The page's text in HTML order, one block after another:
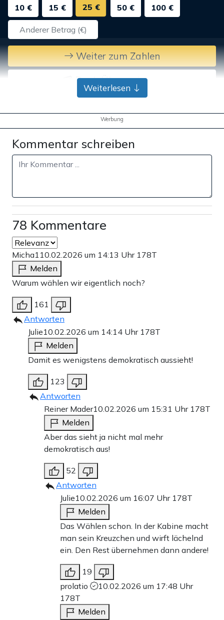
10 €
15 € 25 € 50 € 100 €
Weiter zum Zahlen
Bank-Überweisung
Weiterlesen
Werbung
Kommentar schreiben
78 Kommentare
Micha1 10.02.2026 um 14:13 Uhr 178T
Melden
Warum wählen wir eigentlich noch?
161
Antworten
Julie10.02.2026 um 14:14 Uhr 178T
Melden
Damit es wenigstens demokratisch aussieht!
123
Antworten
Reiner Mader10.02.2026 um 15:31 Uhr 178T
Melden
Aber das sieht ja nicht mal mehr
demokratisch aus!
52
Antworten
Julie10.02.2026 um 16:07 Uhr 178T
Melden
Das Wählen schon. In der Kabine macht
man sein Kreuzchen und wirft lächelnd
ein. Den Rest übernehmen dann andere!
19
prolatio
10.02.2026 um 17:48 Uhr
178T
Melden